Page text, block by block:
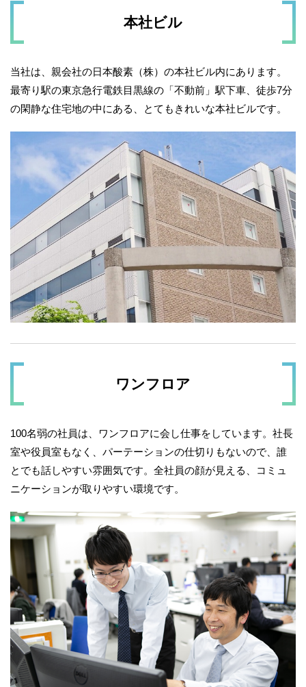
本社ビル
当社は、親会社の日本酸素（株）の本社ビル内にあります。
最寄り駅の東京急行電鉄目黒線の「不動前」駅下車、徒歩7分
の閑静な住宅地の中にある、とてもきれいな本社ビルです。
ワンフロア
100名弱の社員は、ワンフロアに会し仕事をしています。社長
室や役員室もなく、パーテーションの仕切りもないので、誰
とでも話しやすい雰囲気です。全社員の顔が見える、コミュ
ニケーションが取りやすい環境です。